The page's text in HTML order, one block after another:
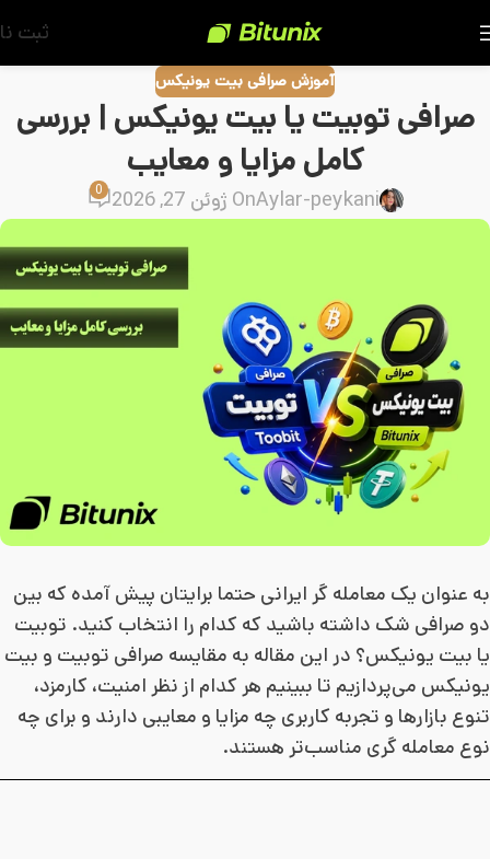
ثبت
آموزش صرافی بیت یونیکس
صرافی توبیت یا بیت یونیکس | بررسی
کامل مزایا و معایب
Aylar-peykaniOn ژوئن 27, 2026 0
به عنوان یک معامله گر ایرانی حتما برایتان پیش آمده که بین
دو صرافی شک داشته باشید که کدام را انتخاب کنید. توبیت
یا بیت یونیکس؟ در این مقاله به مقایسه صرافی توبیت و بیت
یونیکس می‌پردازیم تا ببینیم هر کدام از نظر امنیت، کارمزد،
تنوع بازارها و تجربه کاربری چه مزایا و معایبی دارند و برای چه
نوع معامله گری مناسب‌تر هستند.